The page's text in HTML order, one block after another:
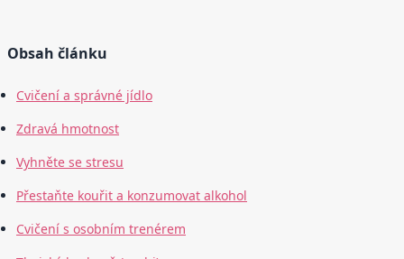
Obsah článku
Cvičení a správné jídlo
Zdravá hmotnost
Vyhněte se stresu
Přestaňte kouřit a konzumovat alkohol
Cvičení s osobním trenérem